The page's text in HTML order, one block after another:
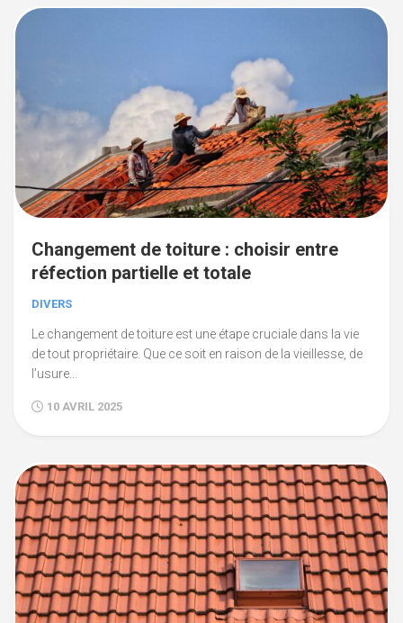
Changement de toiture : choisir entre
réfection partielle et totale
DIVERS
Le changement de toiture est une étape cruciale dans la vie
de tout propriétaire. Que ce soit en raison de la vieillesse, de
l’usure...
10 AVRIL 2025